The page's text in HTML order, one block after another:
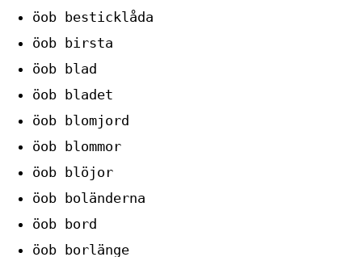
öob besticklåda
öob birsta
öob blad
öob bladet
öob blomjord
öob blommor
öob blöjor
öob boländerna
öob bord
öob borlänge